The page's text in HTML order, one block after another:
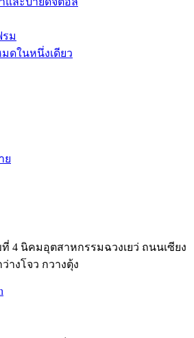
รม
ดในหนึ่งเดียว
ย
4 นิคมอุตสาหกรรมฉวงเยว่ ถนนเซียง
างโจว กวางตุ้ง